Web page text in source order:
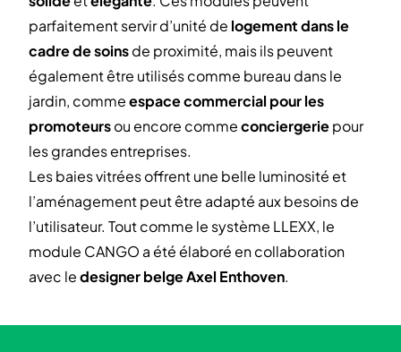
parfaitement servir d’unité de logement dans le
cadre de soinsde proximité, mais ils peuvent
également être utilisés comme bureau dans le
jardin, commeespace commercial pour les
promoteursou encore commeconciergeriepour
les grandes entreprises.
Les baies vitrées offrent une belle luminosité et
l’aménagement peut être adapté aux besoins de
l’utilisateur. Tout comme le système LLEXX, le
module CANGO a été élaboré en collaboration
avec ledesigner belge Axel Enthoven.